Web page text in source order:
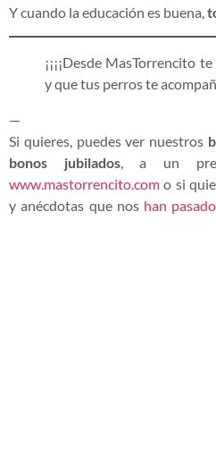
Y cuando la educación es buena,
¡¡¡¡Desde MasTorrencito
y que tus perros te
—
Si quieres, puedes ver nuestros
bonos jubilados, a un
www.mastorrencito.com o si
y anécdotas que nos han pasado